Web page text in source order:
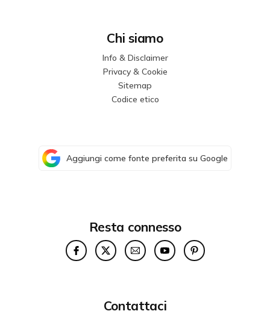
Chi siamo
Info & Disclaimer
Privacy & Cookie
Sitemap
Codice etico
Aggiungi come fonte preferita su Google
Resta connesso
Contattaci